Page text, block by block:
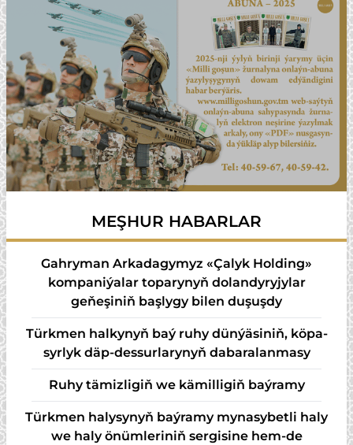
MEŞHUR HABARLAR
Gahryman Arkadagymyz «Çalyk Holding»
kompaniýalar toparynyň dolandyryjylar
geňeşiniň başlygy bilen duşuşdy
Türk­men hal­ky­nyň baý ru­hy dün­ýä­si­niň, kö­pa­
syr­lyk däp-des­sur­la­ry­nyň da­ba­ra­lan­ma­sy
Ruhy tämizligiň we kämilligiň baýramy
Türkmen halysynyň baýramy mynasybetli haly
we haly önümleriniň sergisine hem-de